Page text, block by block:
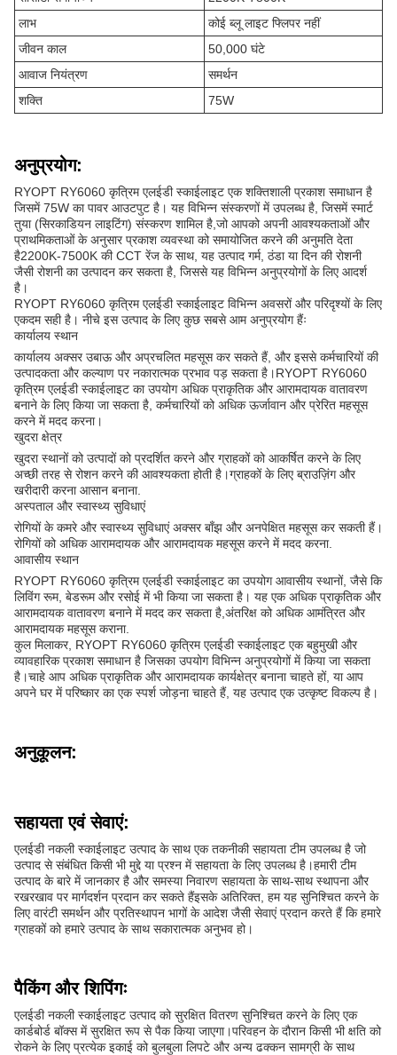
लाभ
कोई ब्लू लाइट फ्लिपर नहीं
जीवन काल
50,000 घंटे
आवाज नियंत्रण
समर्थन
शक्ति
75W
अनुप्रयोग:
RYOPT RY6060 कृत्रिम एलईडी स्काईलाइट एक शक्तिशाली प्रकाश समाधान है
जिसमें 75W का पावर आउटपुट है। यह विभिन्न संस्करणों में उपलब्ध है, जिसमें स्मार्ट
तुया (सिरकाडियन लाइटिंग) संस्करण शामिल है,जो आपको अपनी आवश्यकताओं और
प्राथमिकताओं के अनुसार प्रकाश व्यवस्था को समायोजित करने की अनुमति देता
है2200K-7500K की CCT रेंज के साथ, यह उत्पाद गर्म, ठंडा या दिन की रोशनी
जैसी रोशनी का उत्पादन कर सकता है, जिससे यह विभिन्न अनुप्रयोगों के लिए आदर्श
है।
RYOPT RY6060 कृत्रिम एलईडी स्काईलाइट विभिन्न अवसरों और परिदृश्यों के लिए
एकदम सही है। नीचे इस उत्पाद के लिए कुछ सबसे आम अनुप्रयोग हैंः
कार्यालय स्थान
कार्यालय अक्सर उबाऊ और अप्रचलित महसूस कर सकते हैं, और इससे कर्मचारियों की
उत्पादकता और कल्याण पर नकारात्मक प्रभाव पड़ सकता है।RYOPT RY6060
कृत्रिम एलईडी स्काईलाइट का उपयोग अधिक प्राकृतिक और आरामदायक वातावरण
बनाने के लिए किया जा सकता है, कर्मचारियों को अधिक ऊर्जावान और प्रेरित महसूस
करने में मदद करना।
खुदरा क्षेत्र
खुदरा स्थानों को उत्पादों को प्रदर्शित करने और ग्राहकों को आकर्षित करने के लिए
अच्छी तरह से रोशन करने की आवश्यकता होती है।ग्राहकों के लिए ब्राउज़िंग और
खरीदारी करना आसान बनाना.
अस्पताल और स्वास्थ्य सुविधाएं
रोगियों के कमरे और स्वास्थ्य सुविधाएं अक्सर बाँझ और अनपेक्षित महसूस कर सकती हैं।
रोगियों को अधिक आरामदायक और आरामदायक महसूस करने में मदद करना.
आवासीय स्थान
RYOPT RY6060 कृत्रिम एलईडी स्काईलाइट का उपयोग आवासीय स्थानों, जैसे कि
लिविंग रूम, बेडरूम और रसोई में भी किया जा सकता है। यह एक अधिक प्राकृतिक और
आरामदायक वातावरण बनाने में मदद कर सकता है,अंतरिक्ष को अधिक आमंत्रित और
आरामदायक महसूस कराना.
कुल मिलाकर, RYOPT RY6060 कृत्रिम एलईडी स्काईलाइट एक बहुमुखी और
व्यावहारिक प्रकाश समाधान है जिसका उपयोग विभिन्न अनुप्रयोगों में किया जा सकता
है।चाहे आप अधिक प्राकृतिक और आरामदायक कार्यक्षेत्र बनाना चाहते हों, या आप
अपने घर में परिष्कार का एक स्पर्श जोड़ना चाहते हैं, यह उत्पाद एक उत्कृष्ट विकल्प है।
अनुकूलन:
सहायता एवं सेवाएं:
एलईडी नकली स्काईलाइट उत्पाद के साथ एक तकनीकी सहायता टीम उपलब्ध है जो
उत्पाद से संबंधित किसी भी मुद्दे या प्रश्न में सहायता के लिए उपलब्ध है।हमारी टीम
उत्पाद के बारे में जानकार है और समस्या निवारण सहायता के साथ-साथ स्थापना और
रखरखाव पर मार्गदर्शन प्रदान कर सकते हैंइसके अतिरिक्त, हम यह सुनिश्चित करने के
लिए वारंटी समर्थन और प्रतिस्थापन भागों के आदेश जैसी सेवाएं प्रदान करते हैं कि हमारे
ग्राहकों को हमारे उत्पाद के साथ सकारात्मक अनुभव हो।
पैकिंग और शिपिंगः
एलईडी नकली स्काईलाइट उत्पाद को सुरक्षित वितरण सुनिश्चित करने के लिए एक
कार्डबोर्ड बॉक्स में सुरक्षित रूप से पैक किया जाएगा।परिवहन के दौरान किसी भी क्षति को
रोकने के लिए प्रत्येक इकाई को बुलबुला लिपटे और अन्य ढक्कन सामग्री के साथ